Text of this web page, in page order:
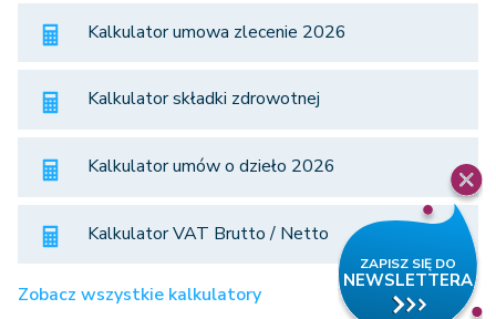
Kalkulator umowa zlecenie 2026
Kalkulator składki zdrowotnej
Kalkulator umów o dzieło 2026
Kalkulator VAT Brutto / Netto
Zobacz wszystkie kalkulatory